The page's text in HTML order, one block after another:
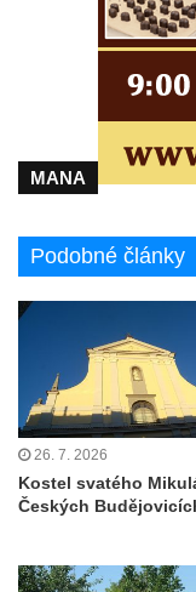
Kaple svatého
Žernosekách
Kaple svatého
Kostel Narození
Libochovanech
Nepomuckého
Kostel svatého
Kostel svatého
Hrobka rodiny
Chloumku v
Kostel
Kaple svatého
MANA
Podobné články
26. 7. 2026
Kostel svatého
Českých